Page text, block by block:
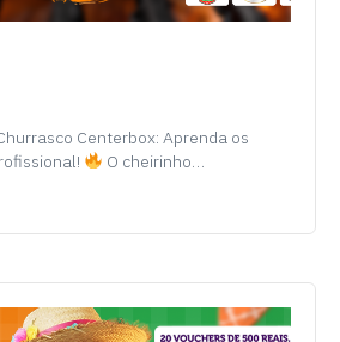
Centerbox: Aprenda os
O cheirinho…